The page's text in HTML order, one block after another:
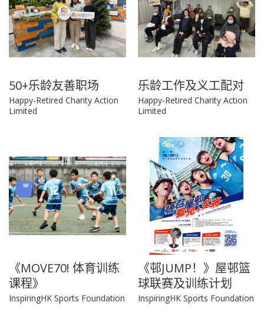
50+乐龄友善职场
Happy-Retired Charity Action
Limited
乐龄工作及义工配对
Happy-Retired Charity Action
Limited
《MOVE70! 体育训练
课程》
InspiringHK Sports Foundation
《邨JUMP！》屋邨篮
球联赛及训练计划
InspiringHK Sports Foundation